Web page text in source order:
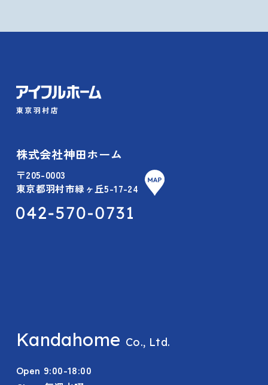
株式会社神田ホーム
〒205-0003
東京都羽村市緑ヶ丘5-17-24
Kandahome Co., Ltd.
Open 9:00-18:00